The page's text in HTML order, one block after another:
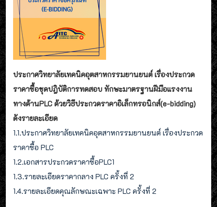
ประกาศวิทยาลัยเทคนิคอุตสาหกรรมยานยนต์ เรื่องประกวด
ราคาซื้อชุดปฎิบัติการทดสอบ ทักษะมาตรฐานฝีมือแรงงาน
ทางด้านPLC ด้วยวิธีประกวดราคาอิเล็กทรอนิกส์(e-bidding)
ดังรายละเอียด
1.1.ประกาศวิทยาลัยเทคนิคอุตสาหกรรมยานยนต์ เรื่องประกวด
ราคาซื้อ PLC
1.2.เอกสารประกวดราคาซื้อPLC1
1.3.รายละเอียดราคากลาง PLC ครั้งที่ 2
1.4.รายละเอียดคุณลักษณะเฉพาะ PLC ครั้งที่ 2